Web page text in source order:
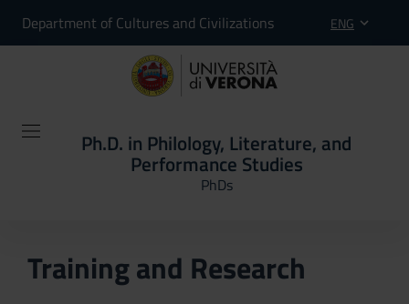
Department of Cultures and Civilizations ENG
Ph.D. in Philology, Literature, and
Performance Studies
PhDs
Training and Research